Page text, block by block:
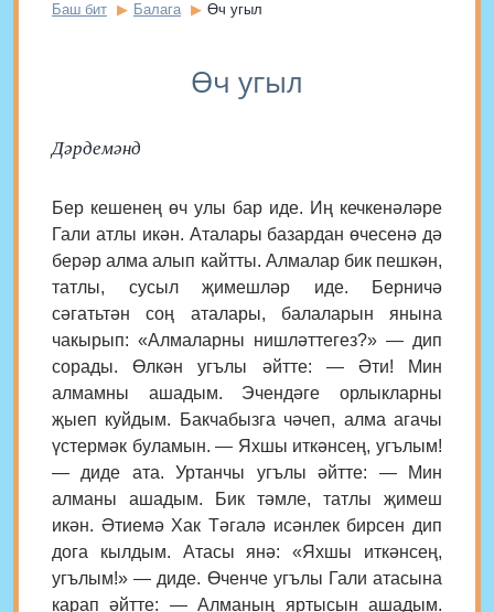
Баш бит Балага Өч угыл
Өч угыл
Дәрдемәнд
Бер кешенең өч улы бар иде. Иң кечкенәләре
Гали атлы икән. Аталары базардан өчесенә дә
берәр алма алып кайтты. Алмалар бик пешкән,
татлы, сусыл җимешләр иде. Берничә
сәгатьтән соң аталары, балаларын янына
чакырып: «Алмаларны нишләттегез?» — дип
сорады. Өлкән угълы әйтте: — Әти! Мин
алмамны ашадым. Эчендәге орлыкларны
җыеп куйдым. Бакчабызга чәчеп, алма агачы
үстермәк буламын. — Яхшы иткәнсең, угълым!
— диде ата. Уртанчы угълы әйтте: — Мин
алманы ашадым. Бик тәмле, татлы җимеш
икән. Әтиемә Хак Тәгалә исәнлек бирсен дип
дога кылдым. Атасы янә: «Яхшы иткәнсең,
угълым!» — диде. Өченче угълы Гали атасына
карап әйтте: — Алманың яртысын ашадым.